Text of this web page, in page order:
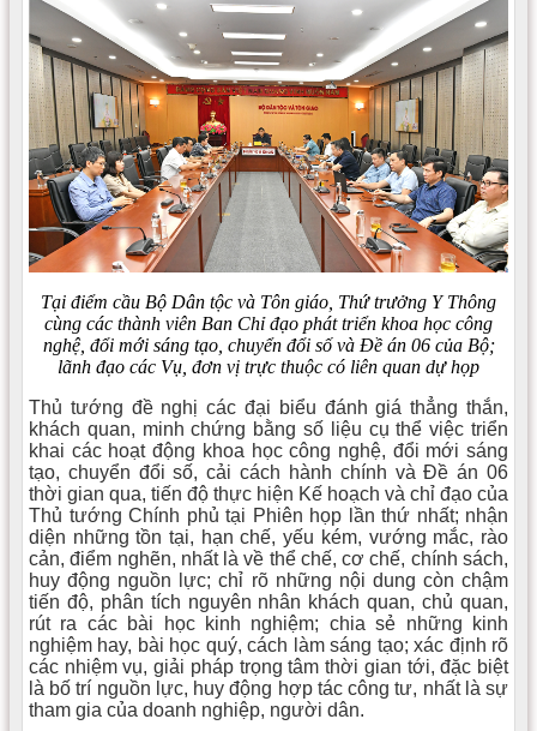
Tại điểm cầu Bộ Dân tộc và Tôn giáo, Thứ trưởng Y Thông
cùng các thành viên Ban Chỉ đạo phát triển khoa học công
nghệ, đổi mới sáng tạo, chuyển đổi số và Đề án 06 của Bộ;
lãnh đạo các Vụ, đơn vị trực thuộc có liên quan dự họp
Thủ tướng đề nghị các đại biểu đánh giá thẳng thắn,
khách quan, minh chứng bằng số liệu cụ thể việc triển
khai các hoạt động khoa học công nghệ, đổi mới sáng
tạo, chuyển đổi số, cải cách hành chính và Đề án 06
thời gian qua, tiến độ thực hiện Kế hoạch và chỉ đạo của
Thủ tướng Chính phủ tại Phiên họp lần thứ nhất; nhận
diện những tồn tại, hạn chế, yếu kém, vướng mắc, rào
cản, điểm nghẽn, nhất là về thể chế, cơ chế, chính sách,
huy động nguồn lực; chỉ rõ những nội dung còn chậm
tiến độ, phân tích nguyên nhân khách quan, chủ quan,
rút ra các bài học kinh nghiệm; chia sẻ những kinh
nghiệm hay, bài học quý, cách làm sáng tạo; xác định rõ
các nhiệm vụ, giải pháp trọng tâm thời gian tới, đặc biệt
là bố trí nguồn lực, huy động hợp tác công tư, nhất là sự
tham gia của doanh nghiệp, người dân.